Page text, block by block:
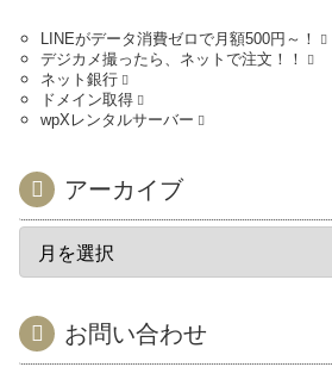
LINEがデータ消費ゼロで月額500円～！
デジカメ撮ったら、ネットで注文！！
ネット銀行
ドメイン取得
wpXレンタルサーバー
アーカイブ
お問い合わせ